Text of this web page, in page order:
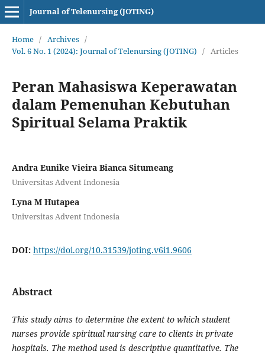
Journal of Telenursing (JOTING)
Home / Archives /
Vol. 6 No. 1 (2024): Journal of Telenursing (JOTING) / Articles
Peran Mahasiswa Keperawatan
dalam Pemenuhan Kebutuhan
Spiritual Selama Praktik
Andra Eunike Vieira Bianca Situmeang
Universitas Advent Indonesia
Lyna M Hutapea
Universitas Advent Indonesia
DOI: https://doi.org/10.31539/joting.v6i1.9606
Abstract
This study aims to determine the extent to which student
nurses provide spiritual nursing care to clients in private
hospitals. The method used is descriptive quantitative. The